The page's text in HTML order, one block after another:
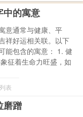
中的寓意
意通常与健康、平
祥好运相关联。以下
能包含的寓意： 1. 健
征着生命力旺盛，如
表
磨蹭